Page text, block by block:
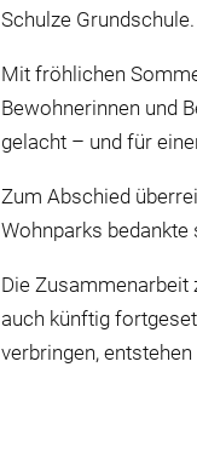
Schulze Grundschule.
Mit fröhlichen
Bewohnerinnen und
gelacht – und für
Zum Abschied
Wohnparks
Die Zusammenarbeit
auch künftig
verbringen,